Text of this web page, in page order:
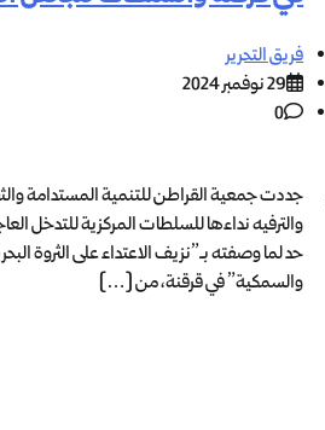
فريق التحرير
29 نوفمبر 2024
0
جددت جمعية القراطن للتنمية المستدامة
والترفيه نداءها للسلطات المركزية للتدخل
حد لما وصفته بـ”نزيف الاعتداء على الثروة
والسمكية” في قرقنة، من […]